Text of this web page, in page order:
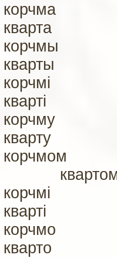
корчма
кварта
корчмы
кварты
корчмі
кварті
корчму
кварту
корчмом
корчмі
кварті
корчмо
кварто